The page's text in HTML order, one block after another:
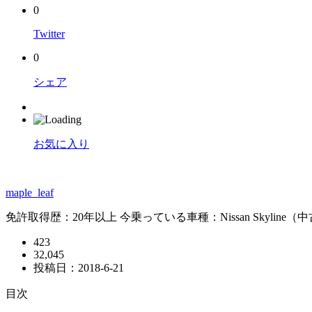
0
Twitter
0
シェア
お気に入り
maple_leaf
免許取得歴：20年以上 今乗っている車種：Nissan Skyline（
423
32,045
投稿日： 2018-6-21
目次